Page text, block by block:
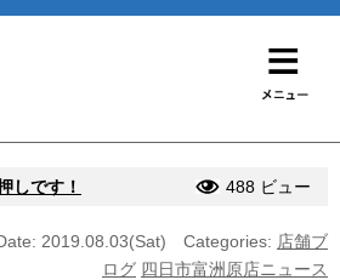
しです！ 488 ビュー
2019.08.03(Sat) Categories: 店舗ブ
ログ 四日市富洲原店ニュース